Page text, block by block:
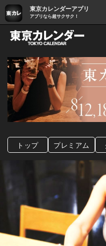
東京カレンダーアプリ
アプリなら超サクサク！
グル
トップ プレミアム